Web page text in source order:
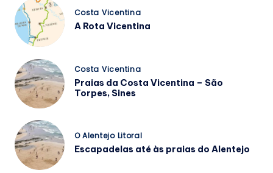
a
d
e
P
o
t
u
Posted
in
Costa Vicentina
A Rota Vicentina
Posted
in
Costa Vicentina
Praias da Costa Vicentina – São
Torpes, Sines
Posted
in
O Alentejo Litoral
Escapadelas até às praias do Alentejo